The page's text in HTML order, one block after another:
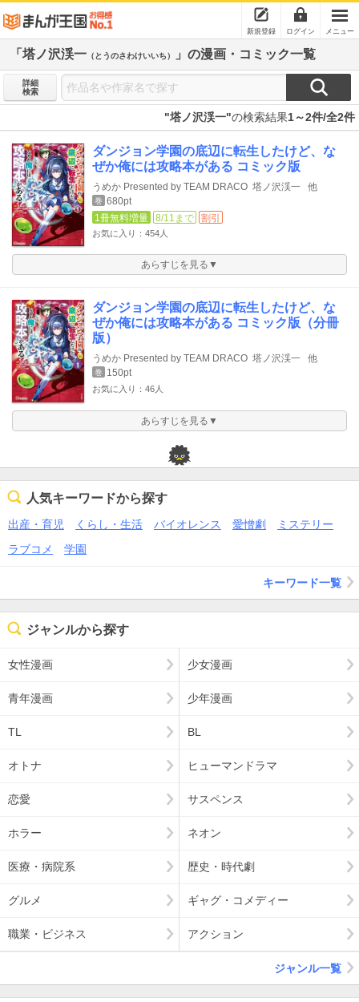
新規登録 ログイン メニュー
「塔ノ沢渓一 （とうのさわけいいち） 」の漫画・コミック一覧
詳細
検索
"塔ノ沢渓一"の検索結果1～2件/全2件
ダンジョン学園の底辺に転生したけど、な
ぜか俺には攻略本がある コミック版
うめか Presented by TEAM DRACO 塔ノ沢渓一 他
巻 680pt
1冊無料増量
8/11まで 割引
お気に入り：454人
あらすじを見る▼
ダンジョン学園の底辺に転生したけど、な
ぜか俺には攻略本がある コミック版（分冊
版）
うめか Presented by TEAM DRACO 塔ノ沢渓一 他
巻 150pt
お気に入り：46人
あらすじを見る▼
人気キーワードから探す
出産・育児 くらし・生活 バイオレンス 愛憎劇
ミステリー
ラブコメ
学園
キーワード一覧
ジャンルから探す
女性漫画 少女漫画
青年漫画 少年漫画
TL BL
オトナ ヒューマンドラマ
恋愛 サスペンス
ホラー ネオン
医療・病院系 歴史・時代劇
グルメ ギャグ・コメディー
職業・ビジネス アクション
ジャンル一覧